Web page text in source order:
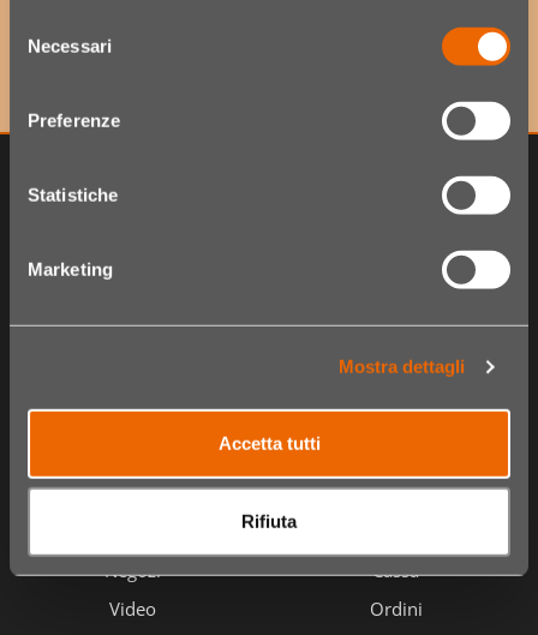
delNecessari
Preferenze
Statistiche
Marketing
Mostra dettagli
Accetta tutti
Rifiuta
Chi siamo
Negozi
Video
Catalogo Articoli
Cassa
Ordini